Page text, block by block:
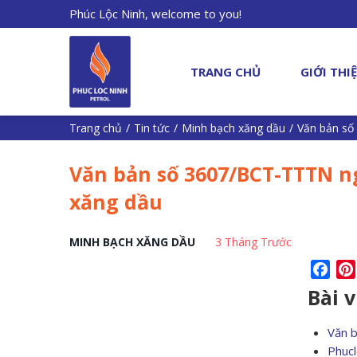
Phúc Lộc Ninh, welcome to you!
TRANG CHỦ GIỚI
Trang chủ / Tin tức / Minh bạch xăng dầu / Văn bản
Văn bản số 3607/BCT-TTTN
xăng dầu
MINH BẠCH XĂNG DẦU 3 Tháng Trước
Bài
Văn